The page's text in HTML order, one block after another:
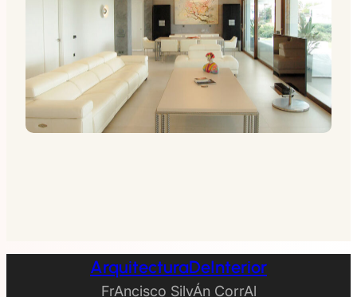
ArquitecturaDeInterior
FrAncisco SilvÁn CorrAl